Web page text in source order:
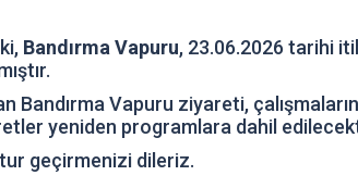
Bandırma Vapuru, 23.06.2026 tarihi
Bandırma Vapuru ziyareti,
yeniden programlara dahil
tur geçirmenizi dileriz.